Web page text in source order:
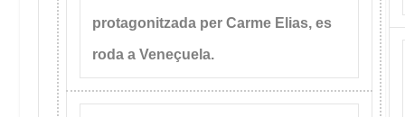
protagonitzada per Carme Elias, es
roda a Veneçuela.